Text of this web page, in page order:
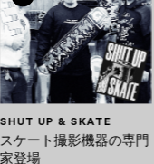
SHUT UP & SKATE
スケート撮影機器の専門
家登場